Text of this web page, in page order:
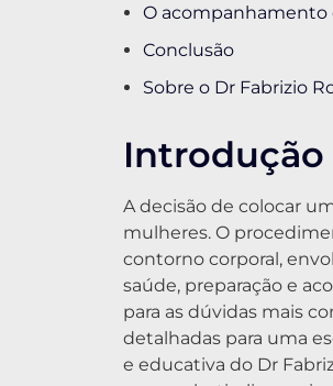
O acompanhamento
Conclusão
Sobre o Dr Fabrizio
Introdução
A decisão de colocar
mulheres. O
contorno corporal,
saúde, preparação e
para as dúvidas mais
detalhadas para uma
e educativa do Dr